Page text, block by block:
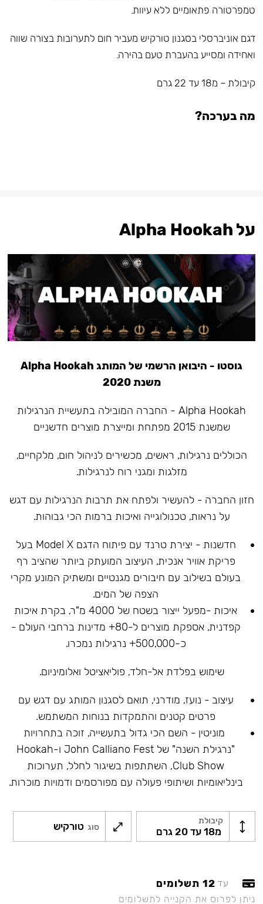
טמפרטורה פתאומיים ללא עיוות.
דגם אוניברסלי בסגנון טורקיש מעביר חום לתערובות בצורה שווה
ואחידה ומסייע בהעברת טעם בהירה.
קיבולת – מ18 עד 22 גרם
מה בערכה?
על Alpha Hookah
גוסטו - היבואן הרשמי של המותג Alpha Hookah
משנת 2020
Alpha Hookah - החברה המובילה בתעשיית הנרגילות
שמשנת 2015 מפתחת ומייצרת מוצרים חדשניים
הכוללים נרגילות, ראשים, מכשירים לניהול חום, מלקחיים,
מזלגות ומגני רוח לנרגילות.
חזון החברה - להעשיר ולפתח את תרבות הנרגילות עם דגש
על נראות, טכנולוגייה ואיכות ברמות הכי גבוהות.
חדשנות - יצירת טרנד עם פיתוח הדגם Model X בעל
פריקת אוויר אנכית, העיצוב המועתק ביותר שהציב רף
בעולם בשילוב עם חיבורים מגנטיים ומשתיק המונע מקרי
הצפה של המים.
איכות -מפעל ייצור בשטח של 4000 מ"ר, בקרת איכות
קפדנית, אספקת מוצרים ל-80+ מדינות ברחבי העולם -
כ-500,000+ נרגילות נמכרו.
שימוש בפלדת אל-חלד, פוליאציטל ואלומיניום.
עיצוב - נועז, מודרני, תואם לסגנון המותג עם דגש עם
פרטים קטנים והתמקדות בנוחות המשתמש.
מוניטין - השם הכי גדול בתעשייה, זוכה בתחרויות
"נרגילת השנה" של John Calliano Fest ו-Hookah
Club Show, השתתפות בשיגור לחלל, תערוכות
בינליאומיות ושיתופי פעולה עם מפורסמים ודמויות מוכרות.
קיבולת
מ18 עד 20 גרם סוג טורקיש
עד 12 תשלומים
ניתן לפרוס את הקנייה לתשלומים